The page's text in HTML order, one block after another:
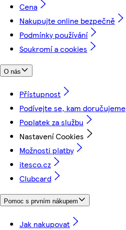
Cena
Nakupujte online bezpečně
Podmínky používání
Soukromí a cookies
O nás
Přístupnost
Podívejte se, kam doručujeme
Poplatek za službu
Nastavení Cookies
Možnosti platby
itesco.cz
Clubcard
Pomoc s prvním nákupem
Jak nakupovat